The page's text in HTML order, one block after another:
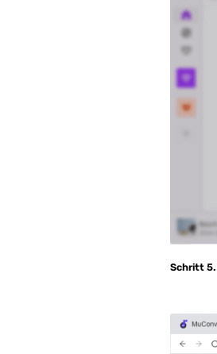
Schritt 5.